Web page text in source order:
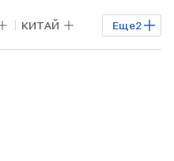
Еще2
КИТАЙ